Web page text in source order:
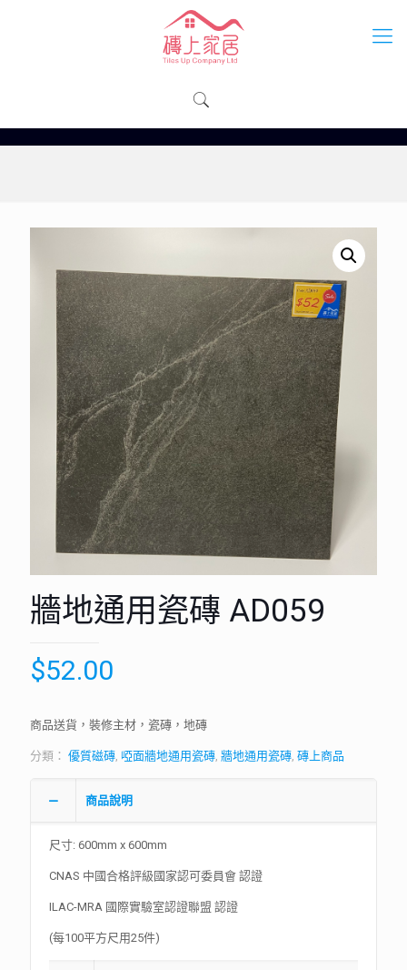
牆地通用瓷磚 AD059
$52.00
商品送貨，裝修主材，瓷磚，地磚
分類： 優質磁磚, 啞面牆地通用瓷磚, 牆地通用瓷磚, 磚上商品
商品說明
尺寸: 600mm x 600mm
CNAS 中國合格評級國家認可委員會 認證
ILAC-MRA 國際實驗室認證聯盟 認證
(每100平方尺用25件)